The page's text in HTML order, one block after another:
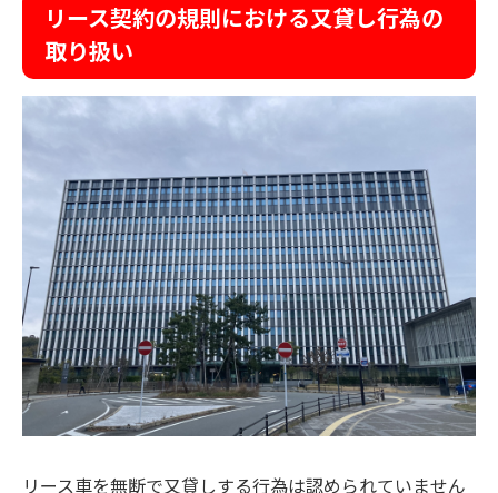
リース契約の規則における又貸し行為の
取り扱い
リース車を無断で又貸しする行為は認められていません